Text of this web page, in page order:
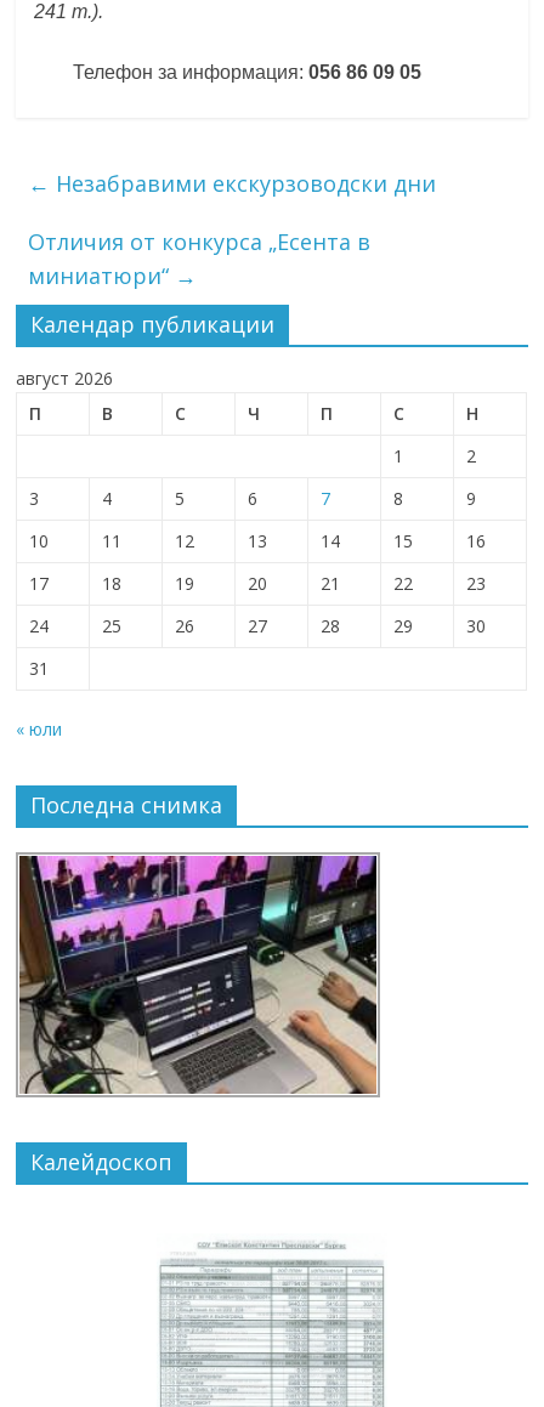
241 т.).
Телефон за информация:056 86 09 05
← Незабравими екскурзоводски дни
Отличия от конкурса „Есента в
миниатюри“ →
Календар публикации
август 2026
П
В С Ч П С
Н
1
2
3
4 5 6 7 8
9
10
11 12 13 14 15
16
17
18 19 20 21 22
23
24
25 26 27 28 29
30
31
« юли
Последна снимка
Калейдоскоп